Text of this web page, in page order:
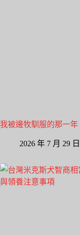
我被邊牧馴服的那一
2026 年 7 月 29 日